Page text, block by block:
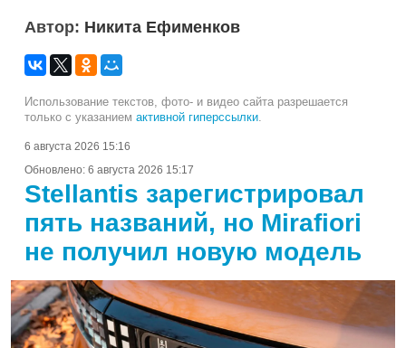
Автор: Никита Ефименков
Использование текстов, фото- и видео сайта разрешается
только с указанием активной гиперссылки.
6 августа 2026 15:16
Обновлено: 6 августа 2026 15:17
Stellantis зарегистрировал
пять названий, но Mirafiori
не получил новую модель